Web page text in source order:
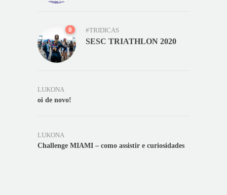
0 #TRIDICAS
SESC TRIATHLON 2020
LUKONA
oi de novo!
LUKONA
Challenge MIAMI – como assistir e curiosidades